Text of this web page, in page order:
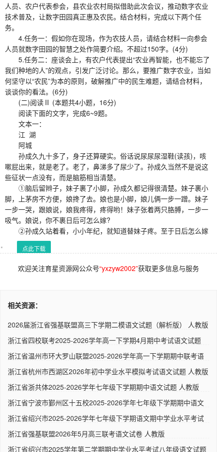
人员、农户代表参会，县农业农村局拟借助此次会议，推动数字农业
技术普及，让数字田园真正惠及农民。结合材料，完成以下两个任
务。
4.任务一：假如你在现场，作为农技人员，请结合材料一向参会
人员就数字田园的智慧之处作简要介绍。不超过150字。(4分)
5.任务二：座谈会上，有农户代表提出“农业再智能，也不能忘了
我们种地的人”的观点，引发广泛讨论。那么，要推广数字农业，当如
何坚守以“农民”为本的原则，破解推广中的民生难题，请结合材料，
谈谈你的看法。(6分)
(二)阅读Ⅱ (本题共4小题，16分)
阅读下面的文字，完成6~9题。
文本一：
江 湖
阿城
孙成久九十多了，身子还算硬实。俗话说尿尿尿湿鞋(读孩)，咳
嗽屁出来，就是老了。老了，鼻涕多了尿少了。孙成久当然不是说这
些征状一点没有，而是脑筋相当清楚。
①脑后留辫子，妹子裹了小脚，孙成久都记得很清楚。妹子裹小
脚，上茅房不方便，娘搀了去。娘也是小脚，娘儿俩一步一蹭。妹子
一步一哭，跟娘说，娘我疼得，疼得哟！妹子张着两只胳膊，一步一
吸气。娘说，你不裹日后可怎么嫁?
②孙成久站着看，小小年纪，就知道替妹子疼。至于日后怎么嫁
点此下载
欢迎关注育星资源网公众号“yxzyw2002”获取更多信息与服务
相关资源：
2026届浙江省强基联盟高三下学期二模语文试题（解析版） 人教版
浙江省四校联考2025-2026学年高一下学期4月期中考试语文试题
浙江省温州市环大罗山联盟2025-2026学年高一下学期期中联考语
浙江省杭州市西湖区2026年初中学业水平模拟考试语文试题 人教版
浙江省浙共体2025-2026学年七年级下学期期中语文试题 人教版
浙江省宁波市鄞州区十五校2025-2026学年七年级下学期期中语文
浙江省绍兴市2025-2026学年七年级下学期语文期中学业水平考试
浙江省强基联盟2026年5月高三联考语文试卷 人教版
浙江省绍兴市2025学年第二学期期中学业水平考试八年级语文试题